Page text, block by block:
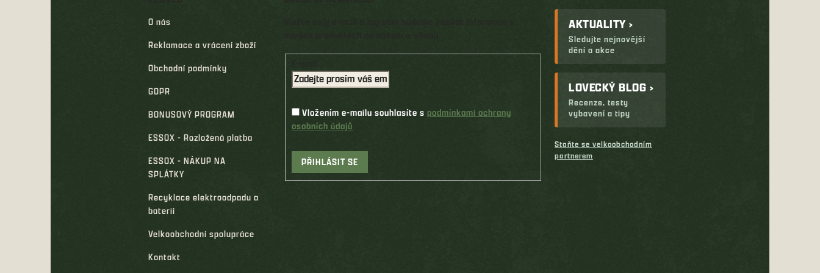
O nás
Reklamace a vrácení zboží
Obchodní podmínky
GDPR
BONUSOVÝ PROGRAM
ESSOX - Rozložená platba
ESSOX - NÁKUP NA
SPLÁTKY
Recyklace elektroodpadu a
baterií
Velkoobchodní spolupráce
Kontakt
Vložením e-mailu souhlasíte s podmínkami ochrany
osobních údajů
PŘIHLÁSIT SE
AKTUALITY ›
Sledujte nejnovější
dění a akce
LOVECKÝ BLOG ›
Recenze, testy
vybavení a tipy
Staňte se velkoobchodním
partnerem